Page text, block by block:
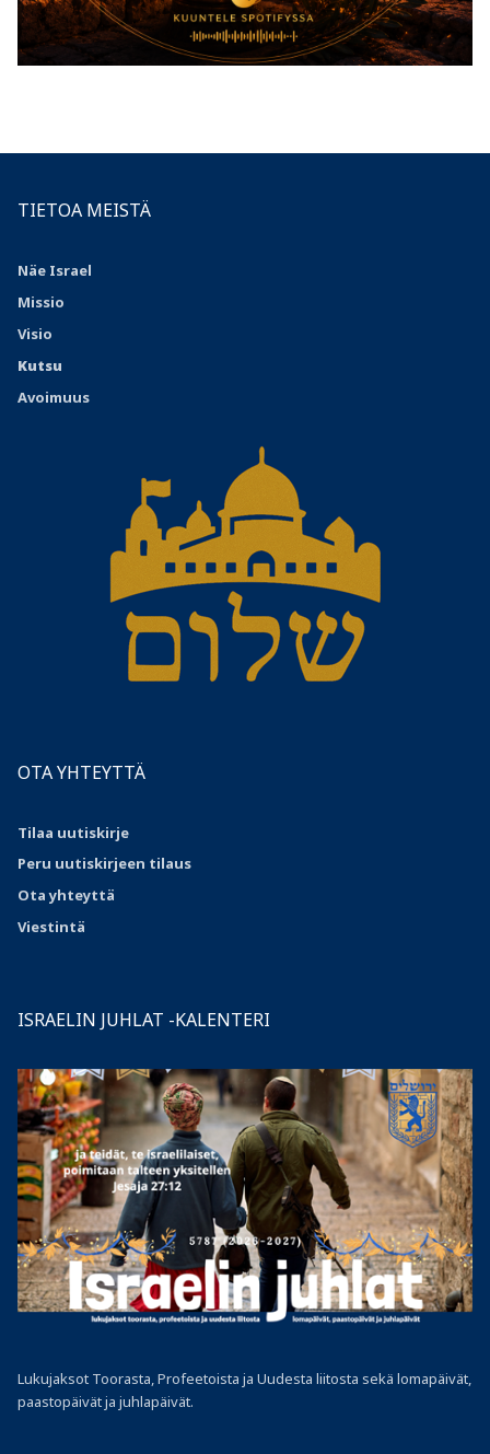
TIETOA MEISTÄ
Näe Israel
Missio
Visio
Kutsu
Avoimuus
OTA YHTEYTTÄ
Tilaa uutiskirje
Peru uutiskirjeen tilaus
Otayhteyttä
Viestintä
ISRAELIN JUHLAT -KALENTERI
Lukujaksot Toorasta, Profeetoista ja Uudesta liitosta sekä lomapäivät,
paastopäivät ja juhlapäivät.